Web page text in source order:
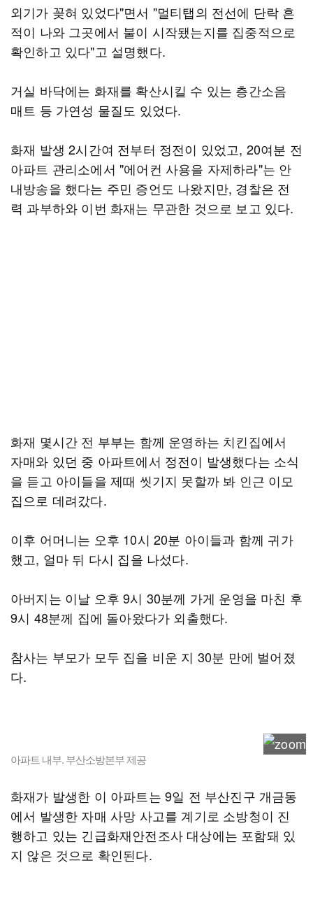
외기가 꽂혀 있었다"면서 "멀티탭의 전선에 단락 흔
적이 나와 그곳에서 불이 시작됐는지를 집중적으로
확인하고 있다"고 설명했다.
거실 바닥에는 화재를 확산시킬 수 있는 층간소음
매트 등 가연성 물질도 있었다.
화재 발생 2시간여 전부터 정전이 있었고, 20여분 전
아파트 관리소에서 "에어컨 사용을 자제하라"는 안
내방송을 했다는 주민 증언도 나왔지만, 경찰은 전
력 과부하와 이번 화재는 무관한 것으로 보고 있다.
화재 몇시간 전 부부는 함께 운영하는 치킨집에서
자매와 있던 중 아파트에서 정전이 발생했다는 소식
을 듣고 아이들을 제때 씻기지 못할까 봐 인근 이모
집으로 데려갔다.
이후 어머니는 오후 10시 20분 아이들과 함께 귀가
했고, 얼마 뒤 다시 집을 나섰다.
아버지는 이날 오후 9시 30분께 가게 운영을 마친 후
9시 48분께 집에 돌아왔다가 외출했다.
참사는 부모가 모두 집을 비운 지 30분 만에 벌어졌
다.
아파트 내부. 부산소방본부 제공
화재가 발생한 이 아파트는 9일 전 부산진구 개금동
에서 발생한 자매 사망 사고를 계기로 소방청이 진
행하고 있는 긴급화재안전조사 대상에는 포함돼 있
지 않은 것으로 확인된다.